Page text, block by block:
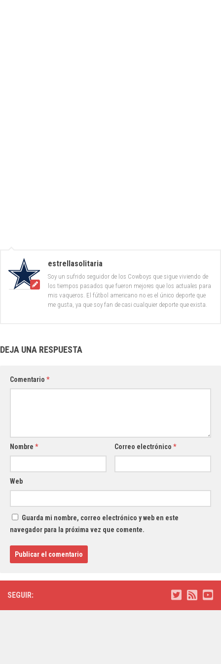
estrellasolitaria
Soy un sufrido seguidor de los Cowboys que sigue viviendo de
los tiempos pasados que fueron mejores que los actuales para
mis vaqueros. El fútbol americano no es el único deporte que
me gusta, ya que soy fan de casi cualquier deporte que exista.
DEJA UNA RESPUESTA
Comentario *
Nombre * Correo electrónico*
Web
Guarda mi nombre, correo electrónico y web en este
navegador para la próxima vez que comente.
SEGUIR: